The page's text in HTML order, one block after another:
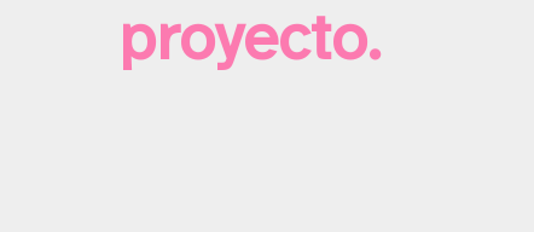
proyecto.